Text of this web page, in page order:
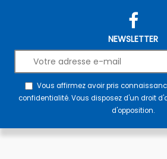
NEWSLETTER
Vous affirmez avoir pris
confidentialité. Vous disposez d'un droit
d'opposition.